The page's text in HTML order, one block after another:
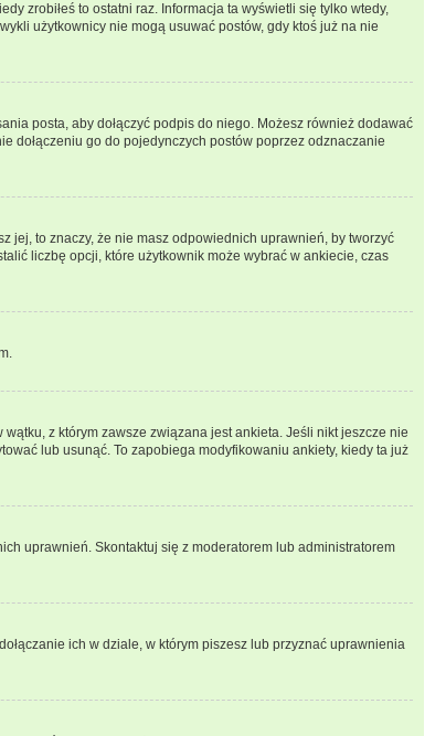
zrobiłeś to ostatni raz. Informacja ta wyświetli się tylko wtedy,
użytkownicy nie mogą usuwać postów, gdy ktoś już na nie
posta, aby dołączyć podpis do niego. Możesz również dodawać
dołączeniu go do pojedynczych postów poprzez odznaczanie
jej, to znaczy, że nie masz odpowiednich uprawnień, by tworzyć
liczbę opcji, które użytkownik może wybrać w ankiecie, czas
z którym zawsze związana jest ankieta. Jeśli nikt jeszcze nie
lub usunąć. To zapobiega modyfikowaniu ankiety, kiedy ta już
uprawnień. Skontaktuj się z moderatorem lub administratorem
ich w dziale, w którym piszesz lub przyznać uprawnienia